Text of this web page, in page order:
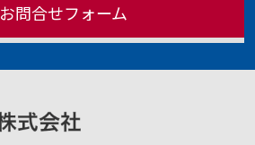
お問合せフォーム